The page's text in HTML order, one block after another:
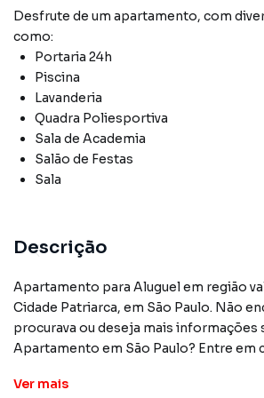
Desfrute de um apartamento, com
como:
Portaria 24h
Piscina
Lavanderia
Quadra Poliesportiva
Sala de Academia
Salão de Festas
Sala
Descrição
Apartamento para Aluguel em região
Cidade Patriarca, em São Paulo. Não
procurava ou deseja mais informações
Apartamento em São Paulo? Entre em
Ver mais